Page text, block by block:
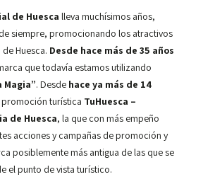
de Huesca lleva muchísimos años,
siempre, promocionando los atractivos
Huesca. Desde hace más de 35 años
que todavía estamos utilizando
Magia”. Desde hace ya más de 14
turística TuHuesca –
de Huesca, la que con más empeño
acciones y campañas de promoción y
posiblemente más antigua de las que se
el punto de vista turístico.